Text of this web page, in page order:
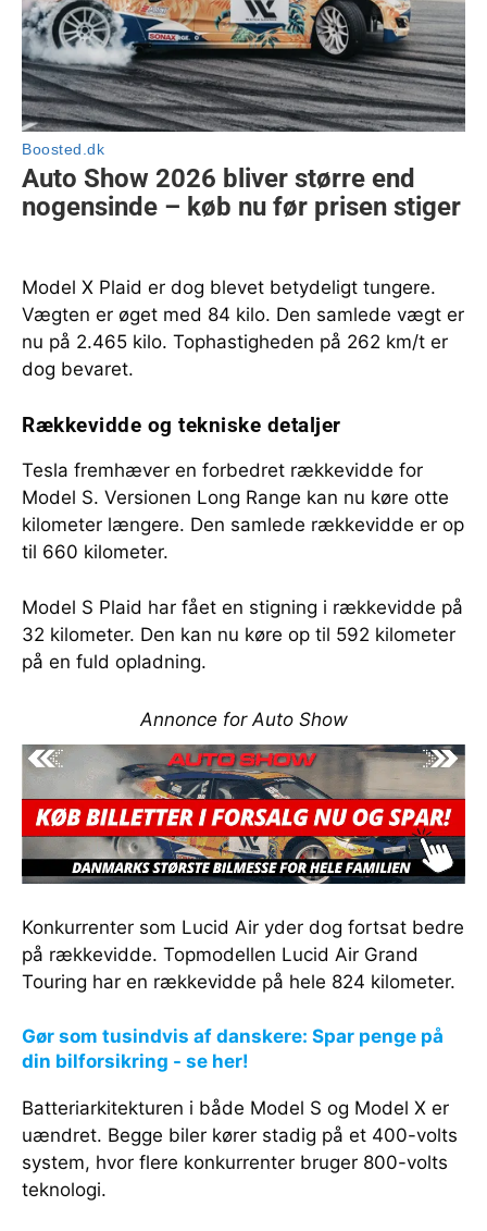
Model X Plaid er dog blevet betydeligt tungere.
Vægten er øget med 84 kilo. Den samlede vægt er
nu på 2.465 kilo. Tophastigheden på 262 km/t er
dog bevaret.
Rækkevidde og tekniske detaljer
Tesla fremhæver en forbedret rækkevidde for
Model S. Versionen Long Range kan nu køre otte
kilometer længere. Den samlede rækkevidde er op
til 660 kilometer.
Model S Plaid har fået en stigning i rækkevidde på
32 kilometer. Den kan nu køre op til 592 kilometer
på en fuld opladning.
Annonce for Auto Show
Konkurrenter som Lucid Air yder dog fortsat bedre
på rækkevidde. Topmodellen Lucid Air Grand
Touring har en rækkevidde på hele 824 kilometer.
Gør som tusindvis af danskere: Spar penge på
din bilforsikring - se her!
Batteriarkitekturen i både Model S og Model X er
uændret. Begge biler kører stadig på et 400-volts
system, hvor flere konkurrenter bruger 800-volts
teknologi.